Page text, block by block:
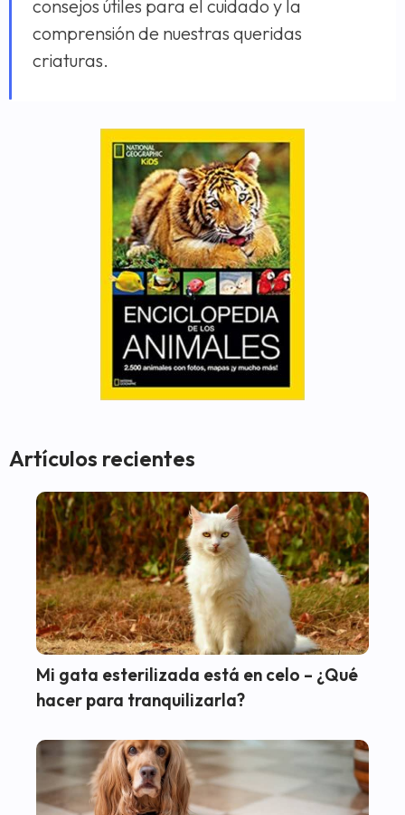
consejos útiles para el cuidado y la
comprensión de nuestras queridas
criaturas.
Artículos recientes
Mi gata esterilizada está en celo – ¿Qué
hacer para tranquilizarla?